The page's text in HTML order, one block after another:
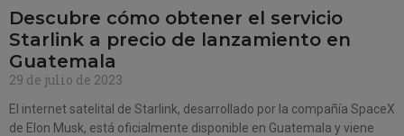
Descubre cómo obtener el servicio
Starlink a precio de lanzamiento en
Guatemala
29 de julio de 2023
El internet satelital de Starlink, desarrollado por la compañía SpaceX
de Elon Musk, está oficialmente disponible en Guatemala y viene